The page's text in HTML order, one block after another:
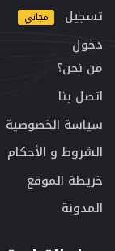
تسجيل مجاني
دخول
من نحن؟
اتصل بنا
سياسة الخصوصية
الشروط و الأحكام
خريطة الموقع
المدونة